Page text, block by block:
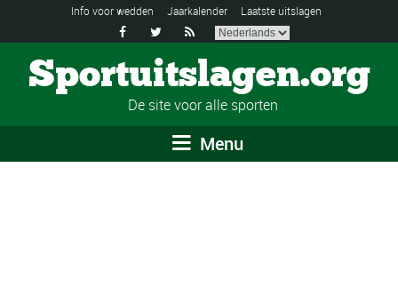
Info voor wedden Jaarkalender Laatste uitslagen
  
Sportuitslagen.org
De site voor alle sporten
Menu